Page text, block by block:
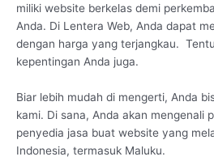
miliki website berkelas demi
Anda. Di Lentera Web, Anda dapat
dengan harga yang terjangkau.
kepentingan Anda juga.
Biar lebih mudah di mengerti, Anda
kami. Di sana, Anda akan mengenali
penyedia jasa buat website yang
Indonesia, termasuk Maluku.